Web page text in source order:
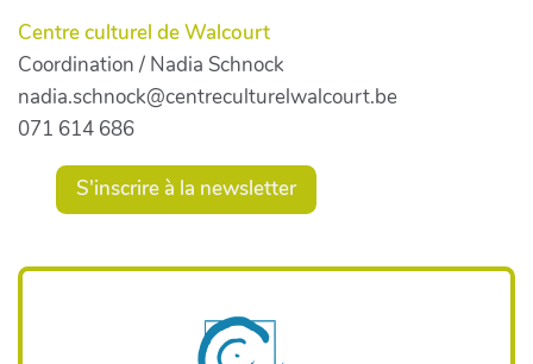
Centre culturel de Walcourt
Coordination / Nadia Schnock
nadia.schnock@centreculturelwalcourt.be
071 614 686
S'inscrire à la newsletter